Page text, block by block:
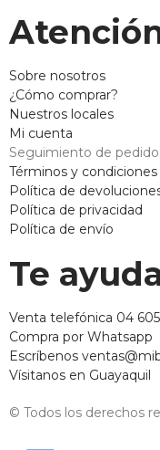
Sobre nosotros
¿Cómo comprar?
Nuestros locales
Mi cuenta
Seguimiento de
Términos y condiciones
Política de
Política de privacidad
Política de envío
Te
Venta telefónica 04
Compra por Whatsapp
Escríbenos
Vísitanos en Guayaquil
© Todos los derechos